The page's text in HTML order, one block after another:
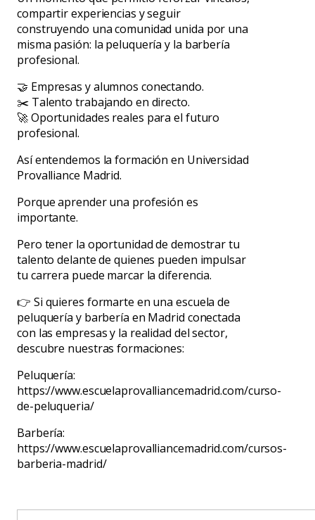
compartir experiencias y seguir
construyendo una comunidad unida por una
misma pasión: la peluquería y la barbería
profesional.
🤝 Empresas y alumnos conectando.
✂️ Talento trabajando en directo.
🚀 Oportunidades reales para el futuro
profesional.
Así entendemos la formación en Universidad
Provalliance Madrid.
Porque aprender una profesión es
importante.
Pero tener la oportunidad de demostrar tu
talento delante de quienes pueden impulsar
tu carrera puede marcar la diferencia.
👉 Si quieres formarte en una escuela de
peluquería y barbería en Madrid conectada
con las empresas y la realidad del sector,
descubre nuestras formaciones:
Peluquería:
https://www.escuelaprovalliancemadrid.com/curso-
de-peluqueria/
Barbería:
https://www.escuelaprovalliancemadrid.com/cursos-
barberia-madrid/